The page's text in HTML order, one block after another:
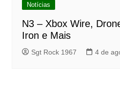
Notícias
N3 – Xbox Wire,
Iron e Mais
Sgt Rock 1967 4 de